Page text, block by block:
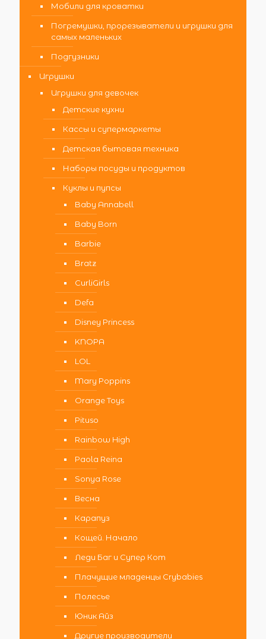
Мобили для кроватки
Погремушки, прорезыватели и игрушки для
самых маленьких
Подгузники
Игрушки
Игрушки для девочек
Детские кухни
Кассы и супермаркеты
Детская бытовая техника
Наборы посуды и продуктов
Куклы и пупсы
Baby Annabell
Baby Born
Barbie
Bratz
CurliGirls
Defa
Disney Princess
KNOPA
LOL
Mary Poppins
Orange Toys
Pituso
Rainbow High
Paola Reina
Sonya Rose
Весна
Карапуз
Кощей. Начало
Леди Баг и Супер Кот
Плачущие младенцы Crybabies
Полесье
Юник Айз
Другие производители